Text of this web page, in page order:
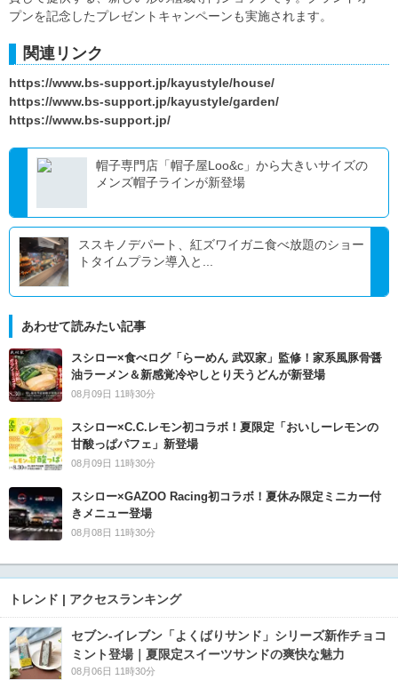
プンを記念したプレゼントキャンペーンも実施されます。
関連リンク
https://www.bs-support.jp/kayustyle/house/
https://www.bs-support.jp/kayustyle/garden/
https://www.bs-support.jp/
帽子専門店「帽子屋Loo&c」から大きいサイズの
メンズ帽子ラインが新登場
ススキノデパート、紅ズワイガニ食べ放題のショー
トタイムプラン導入と...
あわせて読みたい記事
スシロー×食べログ「らーめん 武双家」監修！家系風豚骨醤
油ラーメン＆新感覚冷やしとり天うどんが新登場
08月09日 11時30分
スシロー×C.C.レモン初コラボ！夏限定「おいしーレモンの
甘酸っぱパフェ」新登場
08月09日 11時30分
スシロー×GAZOO Racing初コラボ！夏休み限定ミニカー付
きメニュー登場
08月08日 11時30分
トレンド | アクセスランキング
セブン‐イレブン「よくばりサンド」シリーズ新作チョコ
ミント登場｜夏限定スイーツサンドの爽快な魅力
08月06日 11時30分